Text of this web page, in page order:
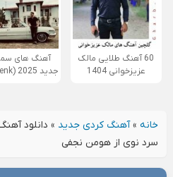
60 آهنگ طلایی مالک
عزیزخوانی 1404
آهنگ های
جدید 2025 (Semicenk)
خانه»آهنگ کردی جدید » دانلود
سرد نوی از هومن نجفی